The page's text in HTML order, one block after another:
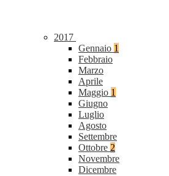
2017
Gennaio 1
Febbraio
Marzo
Aprile
Maggio 1
Giugno
Luglio
Agosto
Settembre
Ottobre 2
Novembre
Dicembre